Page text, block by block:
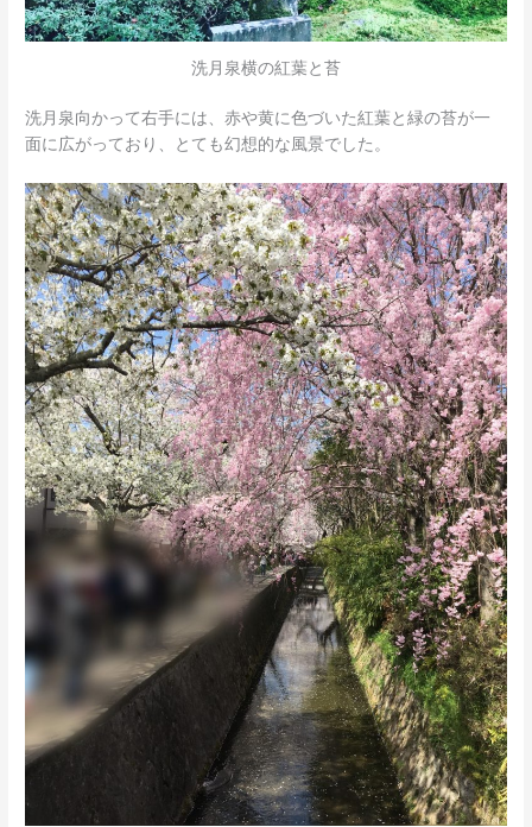
洗月泉横の紅葉と苔
洗月泉向かって右手には、赤や黄に色づいた紅葉と緑の苔が一
面に広がっており、とても幻想的な風景でした。